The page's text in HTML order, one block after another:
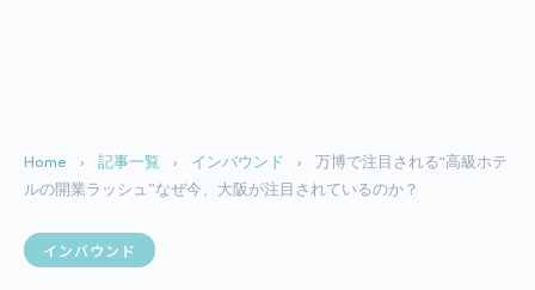
Home › 記事一覧 › インバウンド ›
万博で注目される“高級ホテ
ルの開業ラッシュ”なぜ今、大阪が注目されているのか？
インバウンド